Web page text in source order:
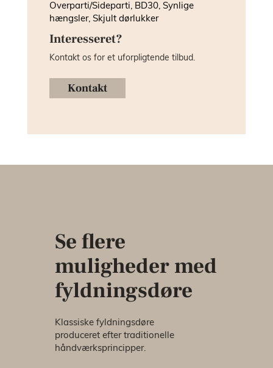
Overparti/Sideparti, BD30, Synlige
hængsler, Skjult dørlukker
Interesseret?
Kontakt os for et uforpligtende tilbud.
Kontakt
Se flere
muligheder med
fyldningsdøre
Klassiske fyldningsdøre
produceret efter traditionelle
håndværksprincipper.